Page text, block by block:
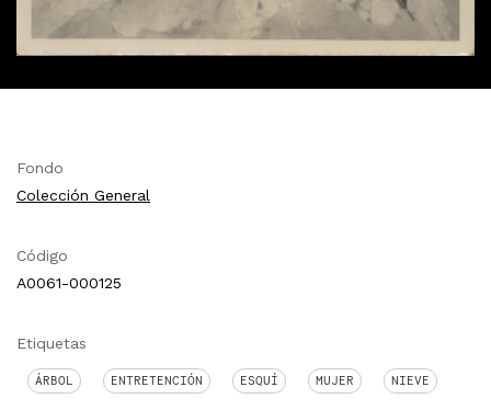
Fondo
Colección General
Código
A0061-000125
Etiquetas
ÁRBOL ENTRETENCIÓN ESQUÍ MUJER NIEVE